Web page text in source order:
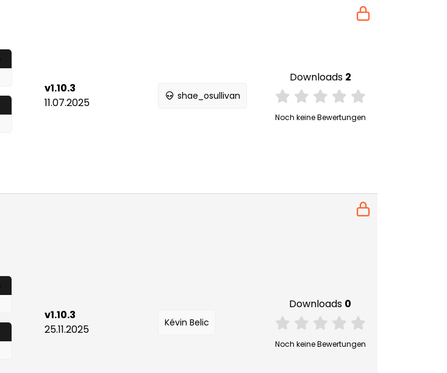
v1.10.3
11.07.2025
shae_osullivan
Downloads 2
Noch keine Bewertungen
v1.10.3
25.11.2025
Kévin Belic
Downloads 0
Noch keine Bewertungen